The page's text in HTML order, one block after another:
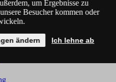
Angebot
Sortiment
Angebot
um Ergebnisse zu
Besucher kommen oder
ändern Ich lehne ab